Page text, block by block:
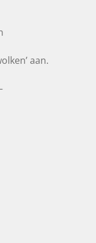
aan.